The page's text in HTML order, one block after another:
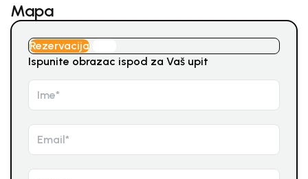
Mapa
Rezervacija
Ispunite obrazac ispod za Vaš upit